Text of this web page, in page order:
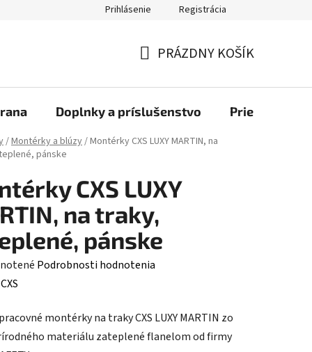
Prihlásenie Registrácia
KOŠÍK
PRÁZDNY KOŠÍK
Doplnky a príslušenstvo Priemyselné
/Montérky a blúzy/Montérky CXS LUXY MARTIN, na
pánske
CXS LUXY
na traky,
pánske
Podrobnosti hodnotenia
CXS
montérky na traky CXS LUXY MARTIN zo
materiálu zateplené flanelom od firmy